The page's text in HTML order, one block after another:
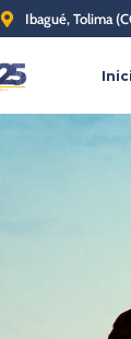
Ibagué, Tolima